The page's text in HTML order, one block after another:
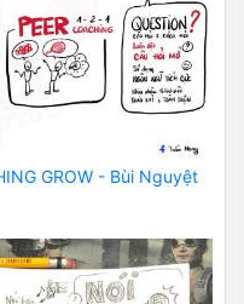
GROW - Bùi Nguyệt